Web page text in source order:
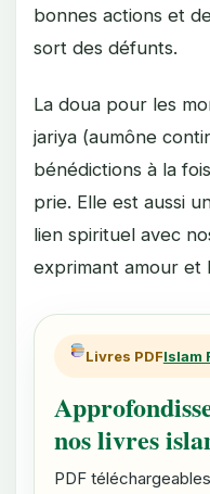
bonnes actions et
sort des défunts.
La doua pour les
jariya (aumône
bénédictions à la
prie. Elle est aussi
lien spirituel avec
exprimant amour et
Livres PDFIslam
nos livres
PDF